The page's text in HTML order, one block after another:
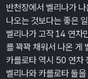
반천장에서 벨리나가
나오는 것보다는 좋은
벨리나가 고작 14 연차
를 꽉꽉 채워서 나온 게
카를로타 역시 50 연차
벨리나와 카를로타 둘